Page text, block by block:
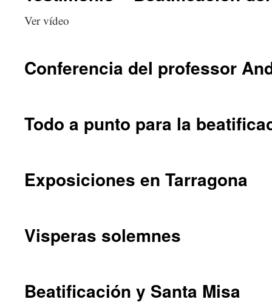
Ver vídeo
Conferencia del professor
Todo a punto para la
Exposiciones en Tarragona
Visperas solemnes
Beatificación y Santa Misa